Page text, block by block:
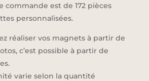
commande est de 172 pièces
personnalisées.
réaliser vos magnets à partir de
c’est possible à partir de
varie selon la quantité